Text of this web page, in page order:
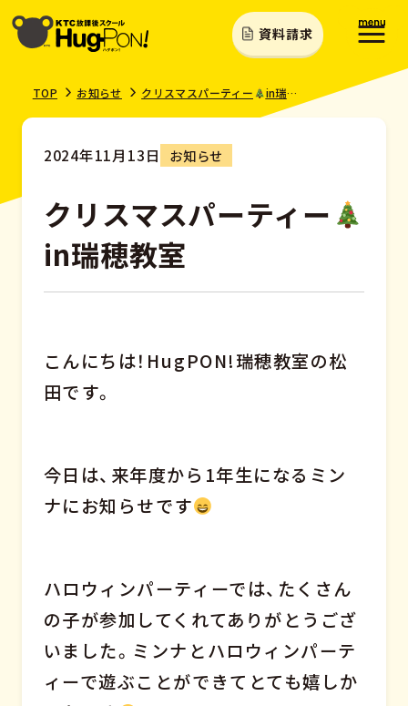
資料請求
TOP お知らせ クリスマスパーティー in瑞穂教室
2024年11月13日 お知らせ
クリスマスパーティー
in瑞穂教室
こんにちは！HugPON!瑞穂教室の松
田です。
今日は、来年度から1年生になるミン
ナにお知らせです
ハロウィンパーティーでは、たくさん
の子が参加してくれてありがとうござ
いました。ミンナとハロウィンパーテ
ィーで遊ぶことができてとても嬉しか